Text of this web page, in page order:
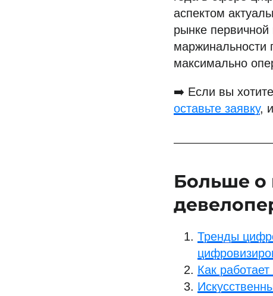
аспектом
рынке первичной
маржинальности
максимально
➡️ Если вы
оставьте заявку,
Больше о
Тренды
Как